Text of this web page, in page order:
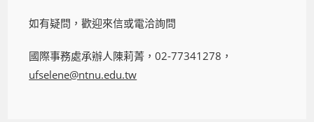
如有疑問，歡迎來信或電洽詢問
國際事務處承辦人陳莉菁，02-77341278，
ufselene@ntnu.edu.tw